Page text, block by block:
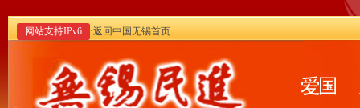
网站支持IPv6 ·返回中国无锡首页